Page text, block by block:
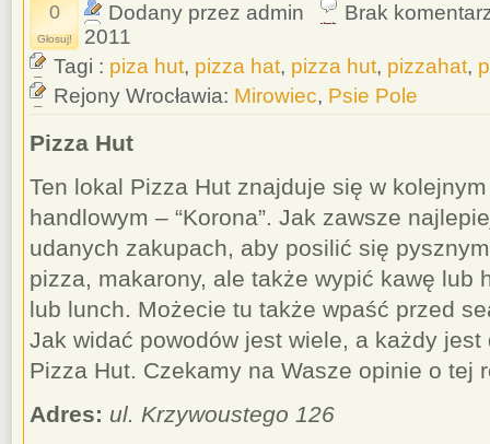
0
Głosuj!
Dodany przez admin
Brak
2011
Tagi : piza hut, pizza hat, pizza hut, pizzahat,
Rejony Wrocławia: Mirowiec, Psie Pole
Pizza Hut
Ten lokal Pizza Hut znajduje się w
handlowym – “Korona”. Jak zawsze
udanych zakupach, aby posilić się
pizza, makarony, ale także wypić kawę lub
lub lunch. Możecie tu także wpaść przed
Jak widać powodów jest wiele, a każdy
Pizza Hut. Czekamy na Wasze opinie o tej
Adres: ul. Krzywoustego 126